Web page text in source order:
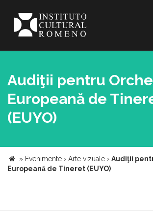
Audiţii pentru
Europeană de
(EUYO)
» Evenimente › Arte vizuale › Audiţii
Europeană de Tineret (EUYO)